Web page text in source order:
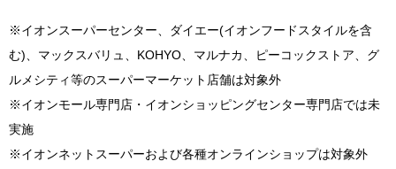
※イオンスーパーセンター、ダイエー(イオンフードスタイルを含
む)、マックスバリュ、KOHYO、マルナカ、ピーコックストア、グ
ルメシティ等のスーパーマーケット店舗は対象外
※イオンモール専門店・イオンショッピングセンター専門店では未
実施
※イオンネットスーパーおよび各種オンラインショップは対象外